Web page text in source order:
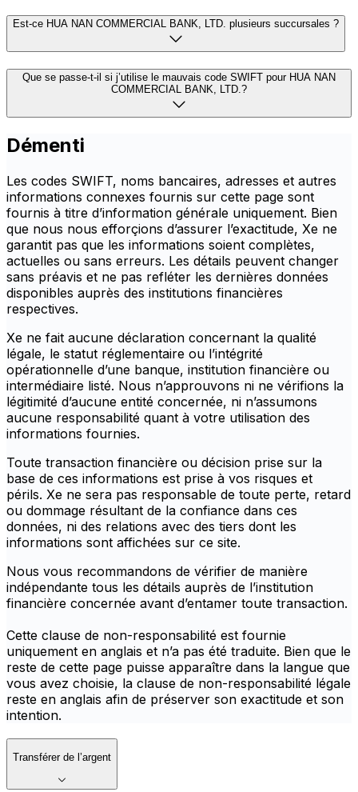
Est-ce HUA NAN COMMERCIAL BANK, LTD. plusieurs succursales ?
Que se passe-t-il si j’utilise le mauvais code SWIFT pour HUA NAN
COMMERCIAL BANK, LTD.?
Démenti
Les codes SWIFT, noms bancaires, adresses et autres
informations connexes fournis sur cette page sont
fournis à titre d’information générale uniquement. Bien
que nous nous efforçions d’assurer l’exactitude, Xe ne
garantit pas que les informations soient complètes,
actuelles ou sans erreurs. Les détails peuvent changer
sans préavis et ne pas refléter les dernières données
disponibles auprès des institutions financières
respectives.
Xe ne fait aucune déclaration concernant la qualité
légale, le statut réglementaire ou l’intégrité
opérationnelle d’une banque, institution financière ou
intermédiaire listé. Nous n’approuvons ni ne vérifions la
légitimité d’aucune entité concernée, ni n’assumons
aucune responsabilité quant à votre utilisation des
informations fournies.
Toute transaction financière ou décision prise sur la
base de ces informations est prise à vos risques et
périls. Xe ne sera pas responsable de toute perte, retard
ou dommage résultant de la confiance dans ces
données, ni des relations avec des tiers dont les
informations sont affichées sur ce site.
Nous vous recommandons de vérifier de manière
indépendante tous les détails auprès de l’institution
financière concernée avant d’entamer toute transaction.
Cette clause de non-responsabilité est fournie
uniquement en anglais et n’a pas été traduite. Bien que le
reste de cette page puisse apparaître dans la langue que
vous avez choisie, la clause de non-responsabilité légale
reste en anglais afin de préserver son exactitude et son
intention.
Transférer de l’argent